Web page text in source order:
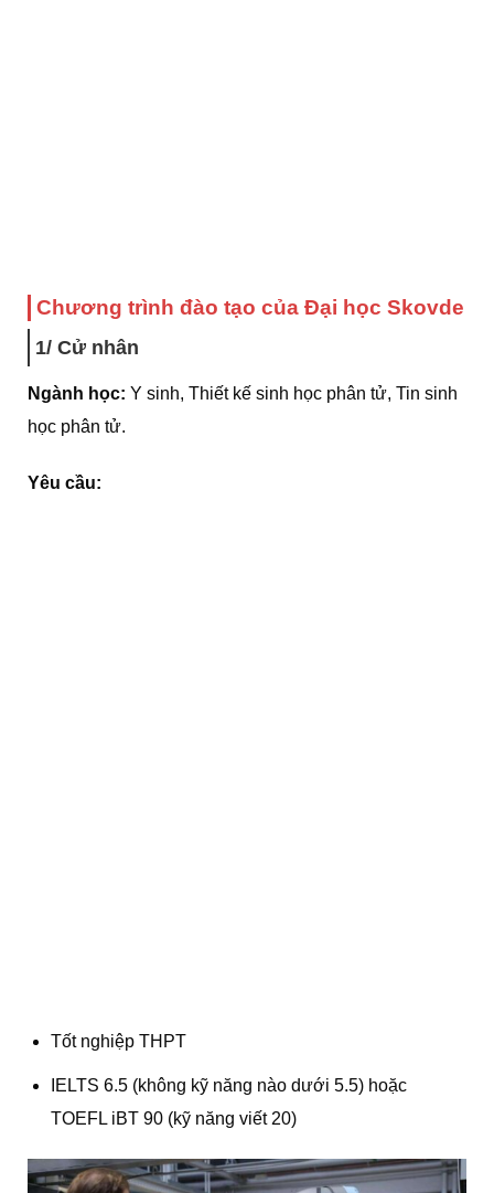
Chương trình đào tạo của Đại học Skovde
1/ Cử nhân
Ngành học: Y sinh, Thiết kế sinh học phân tử, Tin sinh
học phân tử.
Yêu cầu:
Tốt nghiệp THPT
IELTS 6.5 (không kỹ năng nào dưới 5.5) hoặc
TOEFL iBT 90 (kỹ năng viết 20)